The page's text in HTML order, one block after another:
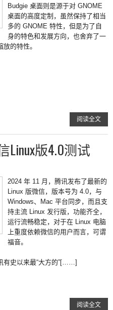
Budgie 桌面则是源于对 GNOME
桌面的高度定制，虽然保持了相当
多的 GNOME 特性，但是为了自
身的特色和发展方向，也舍弃了一
的特性。
阅读全文
版4.0测试
2024 年 11 月，腾讯发布了最新的
Linux 版微信，版本号为 4.0，与
Windows、Mac 平台同步，而且支
持主流 Linux 发行版，功能齐全，
运行流畅稳定，对于在 Linux 电脑
上重度依赖微信的用户而言，可谓
福音。
有史以来最“大方的”[……]
阅读全文